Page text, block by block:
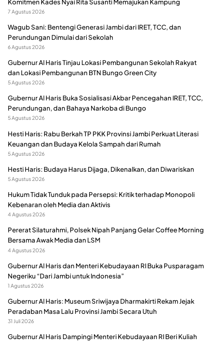
7 Agustus 2026
Wagub Sani: Bentengi Generasi Jambi dari IRET, TCC, dan
Perundungan Dimulai dari Sekolah
6 Agustus 2026
Gubernur Al Haris Tinjau Lokasi Pembangunan Sekolah Rakyat
dan Lokasi Pembangunan BTN Bungo Green City
5 Agustus 2026
Gubernur Al Haris Buka Sosialisasi Akbar Pencegahan IRET, TCC,
Perundungan, dan Bahaya Narkoba di Bungo
5 Agustus 2026
Hesti Haris: Rabu Berkah TP PKK Provinsi Jambi Perkuat Literasi
Keuangan dan Budaya Kelola Sampah dari Rumah
5 Agustus 2026
Hesti Haris: Budaya Harus Dijaga, Dikenalkan, dan Diwariskan
5 Agustus 2026
Hukum Tidak Tunduk pada Persepsi: Kritik terhadap Monopoli
Kebenaran oleh Media dan Aktivis
4 Agustus 2026
Pererat Silaturahmi, Polsek Nipah Panjang Gelar Coffee Morning
Bersama Awak Media dan LSM
4 Agustus 2026
Gubernur Al Haris dan Menteri Kebudayaan RI Buka Pusparagam
Negeriku “Dari Jambi untuk Indonesia”
1 Agustus 2026
Gubernur Al Haris: Museum Sriwijaya Dharmakirti Rekam Jejak
Peradaban Masa Lalu Provinsi Jambi Secara Utuh
31 Juli 2026
Gubernur Al Haris Dampingi Menteri Kebudayaan RI Beri Kuliah